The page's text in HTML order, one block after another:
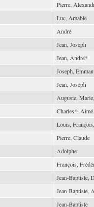
Pierre,
Luc, Amable
André
Jean, Joseph
Jean, André*
Joseph,
Jean, Joseph
Auguste,
Charles*, Aimé
Louis,
Pierre, Claude
Adolphe
François,
Jean-Baptiste,
Jean-Baptiste,
Jean-Baptiste